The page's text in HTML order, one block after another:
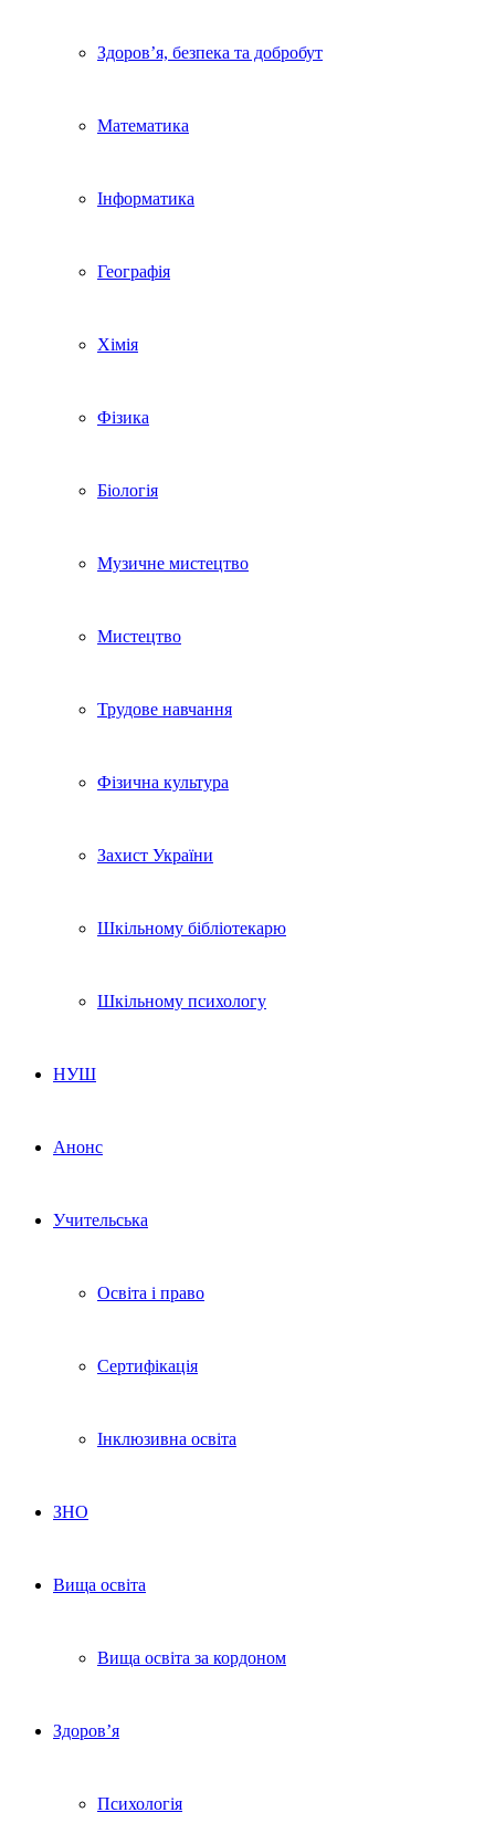
Здоров’я, безпека та добробут
Математика
Інформатика
Географія
Хімія
Фізика
Біологія
Музичне мистецтво
Мистецтво
Трудове навчання
Фізична культура
Захист України
Шкільному бібліотекарю
Шкільному психологу
НУШ
Анонс
Учительська
Освіта і право
Сертифікація
Інклюзивна освіта
ЗНО
Вища освіта
Вища освіта за кордоном
Здоров’я
Психологія